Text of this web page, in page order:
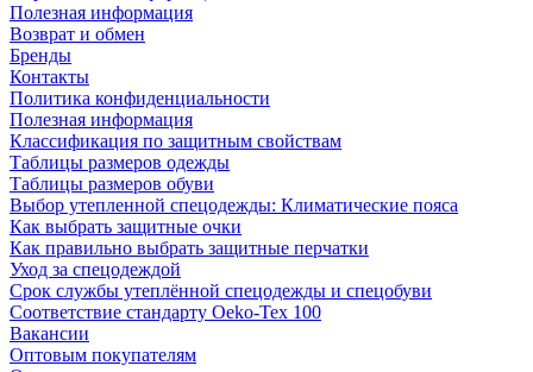
Полезная информация
Возврат и обмен
Бренды
Контакты
Политика конфиденциальности
Полезная информация
Классификация по защитным свойствам
Таблицы размеров одежды
Таблицы размеров обуви
Выбор утепленной спецодежды: Климатические пояса
Как выбрать защитные очки
Как правильно выбрать защитные перчатки
Уход за спецодеждой
Срок службы утеплённой спецодежды и спецобуви
Соответствие стандарту Oeko-Tex 100
Вакансии
Оптовым покупателям